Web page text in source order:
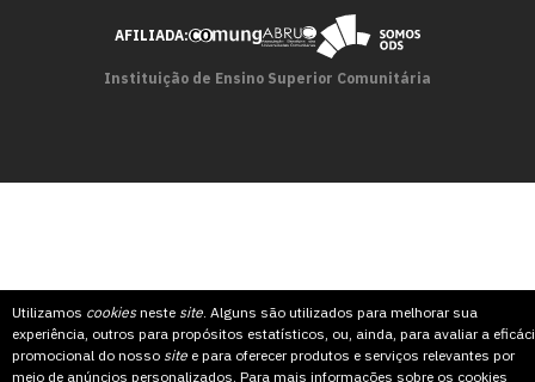
Utilizamos cookiesneste site. Alguns são utilizados para melhorar sua
experiência, outros para propósitos estatísticos, ou, ainda, para avaliar a
promocional do nosso site e para oferecer produtos e serviços relevantes por
meio de anúncios personalizados. Para mais informações sobre os cookies
AFILIADA:
Instituição de Ensino Superior Comunitária